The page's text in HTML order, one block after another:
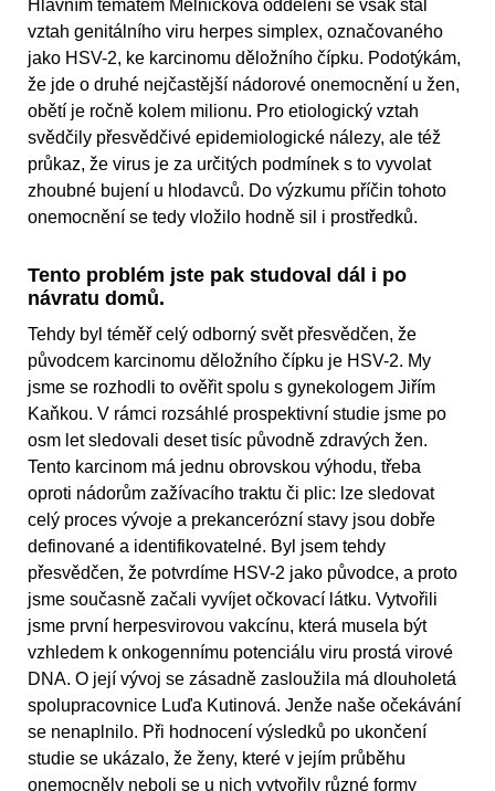
Hlavním tématem Melnickova oddělení se však stal
vztah genitálního viru herpes simplex, označovaného
jako HSV-2, ke karcinomu děložního čípku. Podotýkám,
že jde o druhé nejčastější nádorové onemocnění u žen,
obětí je ročně kolem milionu. Pro etiologický vztah
svědčily přesvědčivé epidemiologické nálezy, ale též
průkaz, že virus je za určitých podmínek s to vyvolat
zhoubné bujení u hlodavců. Do výzkumu příčin tohoto
onemocnění se tedy vložilo hodně sil i prostředků.
Tento problém jste pak studoval dál i po
návratu domů.
Tehdy byl téměř celý odborný svět přesvědčen, že
původcem karcinomu děložního čípku je HSV-2. My
jsme se rozhodli to ověřit spolu s gynekologem Jiřím
Kaňkou. V rámci rozsáhlé prospektivní studie jsme po
osm let sledovali deset tisíc původně zdravých žen.
Tento karcinom má jednu obrovskou výhodu, třeba
oproti nádorům zažívacího traktu či plic: lze sledovat
celý proces vývoje a prekancerózní stavy jsou dobře
definované a identifikovatelné. Byl jsem tehdy
přesvědčen, že potvrdíme HSV-2 jako původce, a proto
jsme současně začali vyvíjet očkovací látku. Vytvořili
jsme první herpesvirovou vakcínu, která musela být
vzhledem k onkogennímu potenciálu viru prostá virové
DNA. O její vývoj se zásadně zasloužila má dlouholetá
spolupracovnice Luďa Kutinová. Jenže naše očekávání
se nenaplnilo. Při hodnocení výsledků po ukončení
studie se ukázalo, že ženy, které v jejím průběhu
onemocněly neboli se u nich vytvořily různé formy